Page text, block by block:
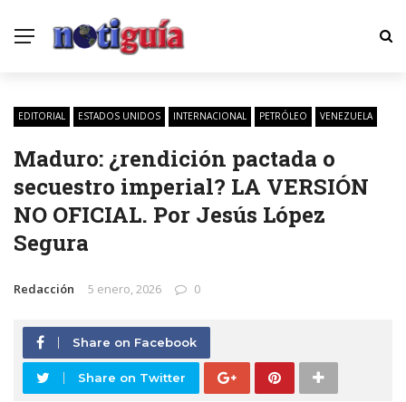
EDITORIAL ESTADOS UNIDOS INTERNACIONAL PETRÓLEO VENEZUELA
Maduro: ¿rendición pactada o
secuestro imperial? LA VERSIÓN
NO OFICIAL. Por Jesús López
Segura
Redacción 5 enero, 2026 0
Share on Facebook
Share on Twitter